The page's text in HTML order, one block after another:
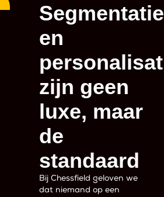
Segmentatie
en
zijn geen
luxe, maar
de
standaard
Bij Chessfield geloven we
dat niemand op een